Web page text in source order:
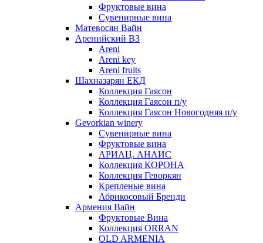
Фруктовые вина
Cувенирные вина
Матевосян Вайн
Аренийский ВЗ
Areni
Areni key
Areni fruits
Шахназарян ЕКД
Коллекция Гаясон
Коллекция Гаясон п/у
Коллекция Гаясон Новогодняя п/у
Gevorkian winery
Сувенирные вина
Фруктовые вина
АРИАЦ. АНАИС
Коллекция КОРОНА
Коллекция Геворкян
Крепленые вина
Абрикосовый Бренди
Армения Вайн
Фруктовые Вина
Коллекция ORRAN
OLD ARMENIA